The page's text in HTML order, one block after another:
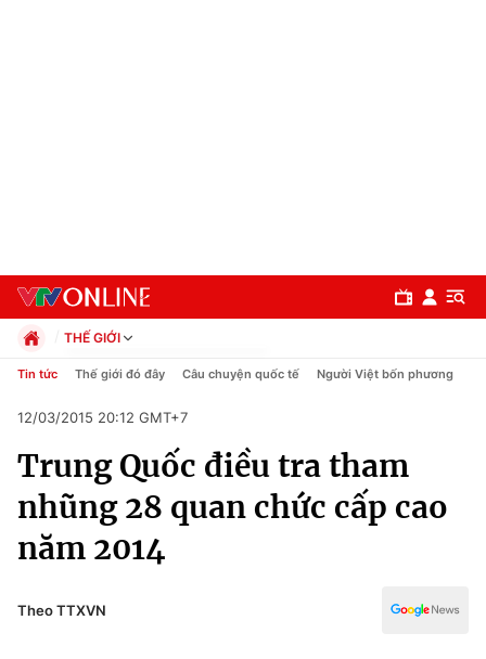
Chuyên mục
Chính trị
Xã hội
Pháp luật
THẾ GIỚI
Chính trị
Pháp luật
Kinh tế
Thể thao
Truyền hình
Văn hóa - Giải trí
Tin tức Thế giới đó đây Câu chuyện quốc tế Người Việt bốn phương
12/03/2015 20:12 GMT+7
Trung Quốc điều tra tham
nhũng 28 quan chức cấp cao
năm 2014
Theo TTXVN